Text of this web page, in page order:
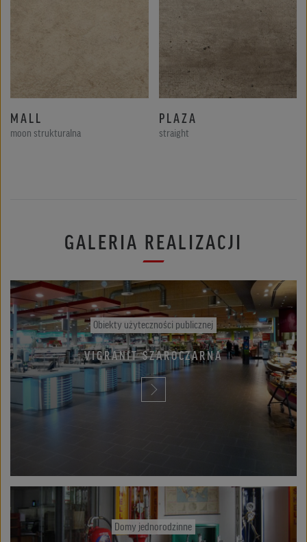
MALL
moon strukturalna
PLAZA
straight
GALERIA REALIZACJI
Obiekty użyteczności publicznej
VIGRANIT SABRINA 30X30CM,
STRUKTURALNA, DROBNE
Obiekty użyteczności publicznej
VIGRANIT SZAROCZARNA
Domy jednorodzinne